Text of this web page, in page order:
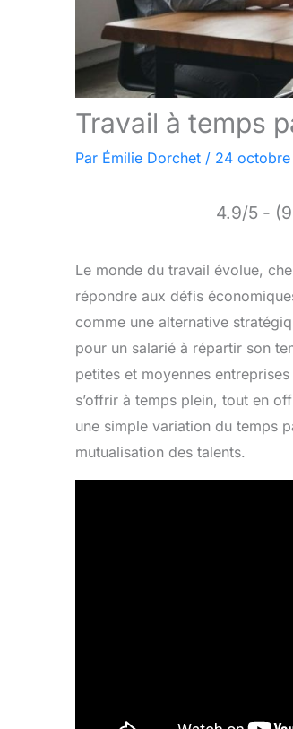
Travail à temps
Par Émilie Dorchet / 24
4.9/5 -
Le monde du travail évolue,
répondre aux défis
comme une alternative
pour un salarié à répartir son
petites et moyennes
s’offrir à temps plein, tout en
une simple variation du temps
mutualisation des talents.